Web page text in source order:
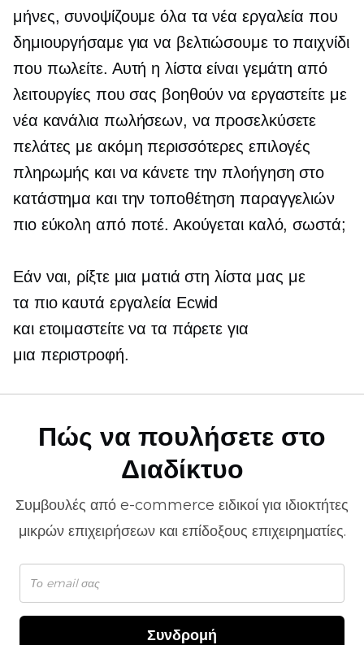
μήνες, συνοψίζουμε όλα τα νέα εργαλεία που
δημιουργήσαμε για να βελτιώσουμε το παιχνίδι
που πωλείτε. Αυτή η λίστα είναι γεμάτη από
λειτουργίες που σας βοηθούν να εργαστείτε με
νέα κανάλια πωλήσεων, να προσελκύσετε
πελάτες με ακόμη περισσότερες επιλογές
πληρωμής και να κάνετε την πλοήγηση στο
κατάστημα και την τοποθέτηση παραγγελιών
πιο εύκολη από ποτέ. Ακούγεται καλό, σωστά;
Εάν ναι, ρίξτε μια ματιά στη λίστα μας με
τα πιο καυτά εργαλεία Ecwid
και ετοιμαστείτε να τα πάρετε για
μια περιστροφή.
Πώς να πουλήσετε στο
Διαδίκτυο
Συμβουλές από e-commerce ειδικοί για ιδιοκτήτες
μικρών επιχειρήσεων και επίδοξους επιχειρηματίες.
Συνδρομή